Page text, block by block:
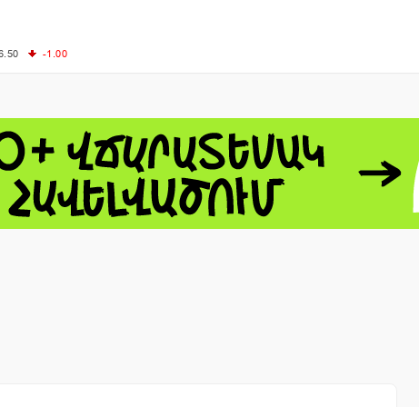
-1.00
- 13791.00
-0.12
+2.50
+1.43
- 1.1548
+0.11
- 1.3459
+0.04